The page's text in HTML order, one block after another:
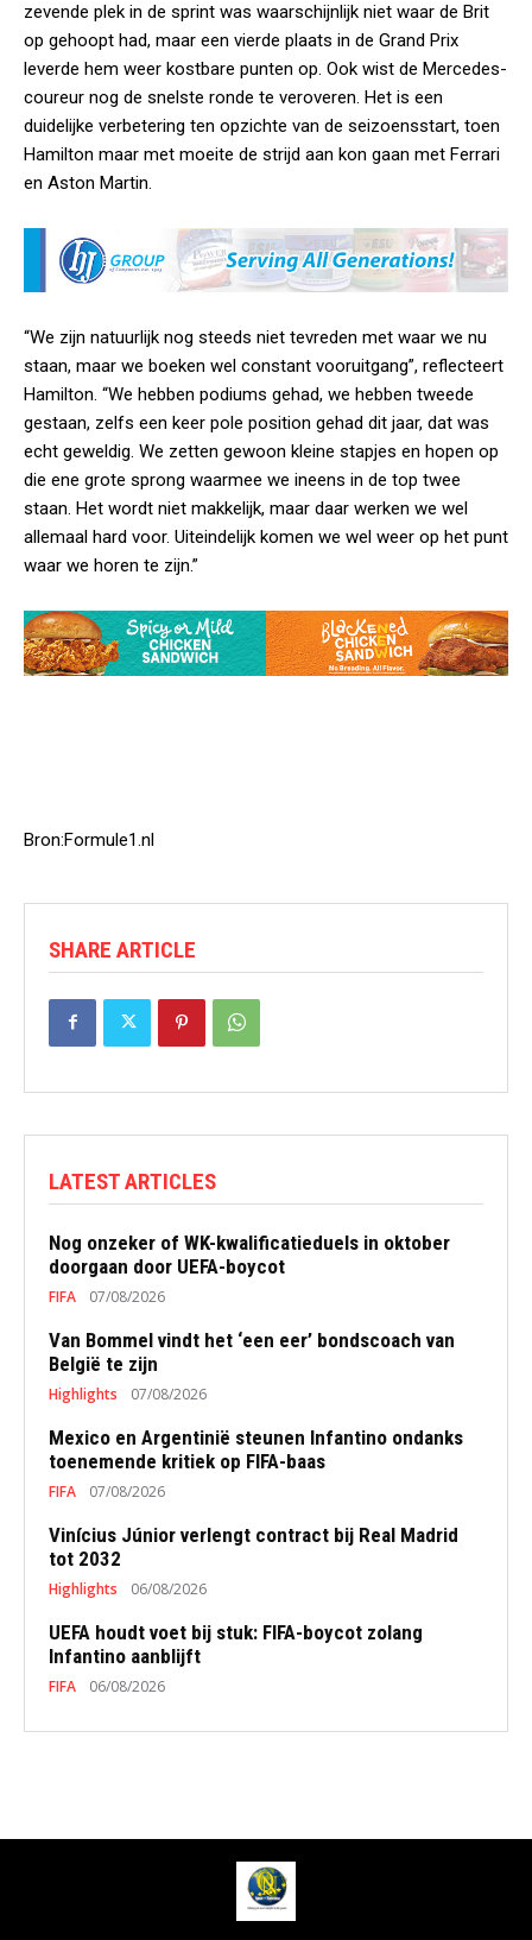
zevende plek in de sprint was waarschijnlijk niet waar de Brit
op gehoopt had, maar een vierde plaats in de Grand Prix
leverde hem weer kostbare punten op. Ook wist de Mercedes-
coureur nog de snelste ronde te veroveren. Het is een
duidelijke verbetering ten opzichte van de seizoensstart, toen
Hamilton maar met moeite de strijd aan kon gaan met Ferrari
en Aston Martin.
“We zijn natuurlijk nog steeds niet tevreden met waar we nu
staan, maar we boeken wel constant vooruitgang”, reflecteert
Hamilton. “We hebben podiums gehad, we hebben tweede
gestaan, zelfs een keer pole position gehad dit jaar, dat was
echt geweldig. We zetten gewoon kleine stapjes en hopen op
die ene grote sprong waarmee we ineens in de top twee
staan. Het wordt niet makkelijk, maar daar werken we wel
allemaal hard voor. Uiteindelijk komen we wel weer op het punt
waar we horen te zijn.”
Bron:Formule1.nl
SHARE ARTICLE
LATEST ARTICLES
Nog onzeker of WK-kwalificatieduels in oktober
doorgaan door UEFA-boycot
FIFA 07/08/2026
Van Bommel vindt het ‘een eer’ bondscoach van
België te zijn
Highlights 07/08/2026
Mexico en Argentinië steunen Infantino ondanks
toenemende kritiek op FIFA-baas
FIFA 07/08/2026
Vinícius Júnior verlengt contract bij Real Madrid
tot 2032
Highlights 06/08/2026
UEFA houdt voet bij stuk: FIFA-boycot zolang
Infantino aanblijft
FIFA 06/08/2026